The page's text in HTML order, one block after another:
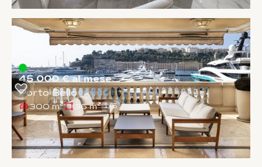
45 000 € al mese
Porto Bello
300 m² 36 m² 1/5